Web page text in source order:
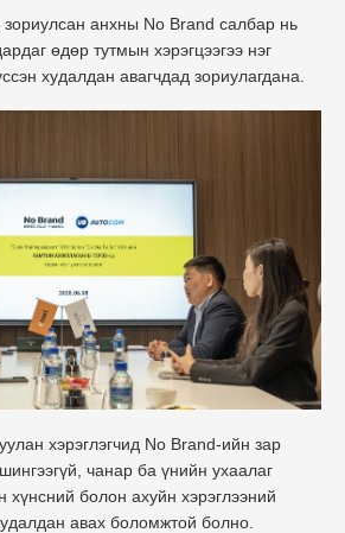
зориулсан анхны No Brand салбар нь
өдөр тутмын хэрэгцээгээ нэг
худалдан авагчдад зориулагдана.
хэрэглэгчид No Brand-ийн зар
, чанар ба үнийн ухаалаг
хүнсний болон ахуйн хэрэглээний
авах боломжтой болно.